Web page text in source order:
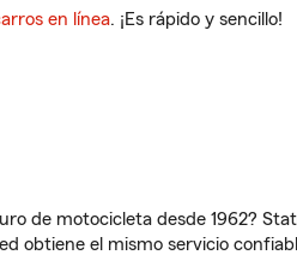
en línea. ¡Es rápido y sencillo!
de motocicleta desde 1962?
obtiene el mismo servicio